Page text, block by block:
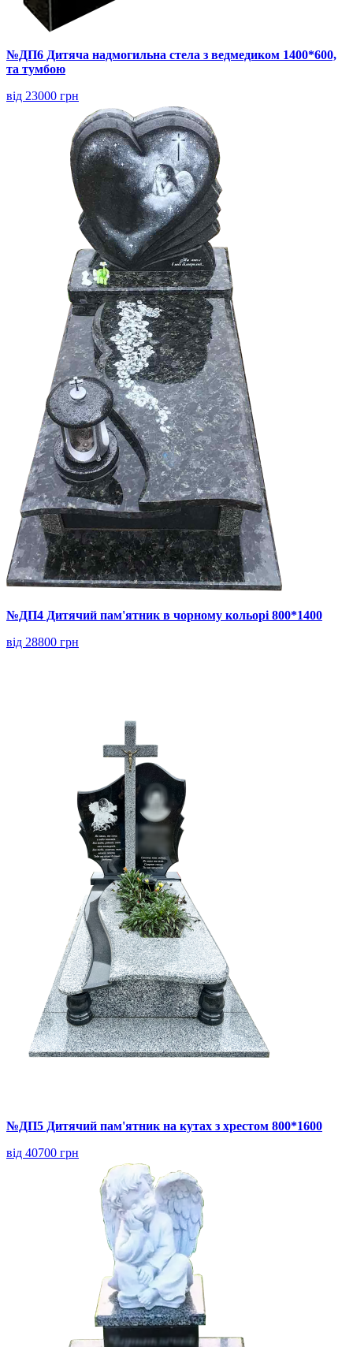
№ДП6 Дитяча надмогильна стела з ведмедиком 1400*600,
та тумбою
від 23000 грн
№ДП4 Дитячий пам'ятник в чорному кольорі 800*1400
від 28800 грн
№ДП5 Дитячий пам'ятник на кутах з хрестом 800*1600
від 40700 грн